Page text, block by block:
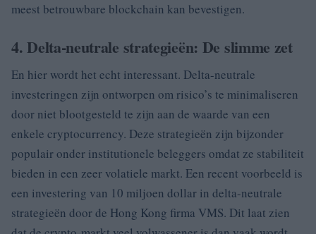
meest betrouwbare blockchain kan bevestigen.
4. Delta-neutrale strategieën: De slimme zet
En hier wordt het echt interessant. Delta-neutrale
investeringen zijn ontworpen om risico’s te minimaliseren
door niet blootgesteld te zijn aan de waarde van een
enkele cryptocurrency. Deze strategieën zijn bijzonder
populair onder institutionele beleggers omdat ze stabiliteit
bieden in een zeer volatiele markt. Een recent voorbeeld is
een investering van 10 miljoen dollar in delta-neutrale
strategieën door de Hong Kong firma VMS. Dit laat zien